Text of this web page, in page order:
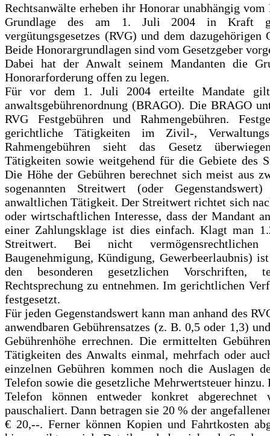
Rechtsanwälte erheben ihr Honorar unabhängig
Grundlage des am 1. Juli 2004 in Kraft
vergütungsgesetzes (RVG) und dem
Beide Honorargrundlagen sind vom Gesetzgeber
Dabei hat der Anwalt seinem Mandanten die
Honorarforderung offen zu legen.
Für vor dem 1. Juli 2004 erteilte Mandate gilt
anwaltsgebührenordnung (BRAGO). Die BRAGO
RVG Festgebühren und Rahmengebühren.
gerichtliche Tätigkeiten im Zivil-,
Rahmengebühren sieht das Gesetz
Tätigkeiten sowie weitgehend für die Gebiete des
Die Höhe der Gebühren berechnet sich meist aus
sogenannten Streitwert (oder
anwaltlichen Tätigkeit. Der Streitwert richtet sich
oder wirtschaftlichen Interesse, dass der Mandant
einer Zahlungsklage ist dies einfach. Klagt man
Streitwert. Bei nicht vermögensrechtlichen
Baugenehmigung, Kündigung, Gewerbeerlaubnis)
den besonderen gesetzlichen Vorschriften,
Rechtsprechung zu entnehmen. Im gerichtlichen
festgesetzt.
Für jeden Gegenstandswert kann man anhand des
anwendbaren Gebührensatzes (z. B. 0,5 oder 1,3)
Gebührenhöhe errechnen. Die ermittelten
Tätigkeiten des Anwalts einmal, mehrfach oder
einzelnen Gebühren kommen noch die Auslagen
Telefon sowie die gesetzliche Mehrwertsteuer
Telefon können entweder konkret
pauschaliert. Dann betragen sie 20 % der
€ 20,--. Ferner können Kopien und Fahrtkosten